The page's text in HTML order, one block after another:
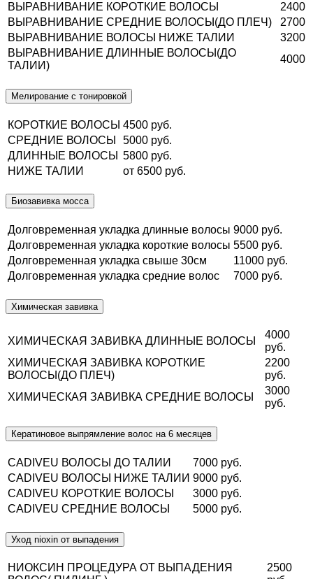
ВЫРАВНИВАНИЕ КОРОТКИЕ ВОЛОСЫ
2400
ВЫРАВНИВАНИЕ СРЕДНИЕ ВОЛОСЫ(ДО ПЛЕЧ)
2700
ВЫРАВНИВАНИЕ ВОЛОСЫ НИЖЕ ТАЛИИ
3200
ВЫРАВНИВАНИЕ ДЛИННЫЕ ВОЛОСЫ(ДО
ТАЛИИ)
4000
Мелирование с тонировкой
КОРОТКИЕ ВОЛОСЫ 4500 руб.
СРЕДНИЕ ВОЛОСЫ
5000 руб.
ДЛИННЫЕ ВОЛОСЫ
5800 руб.
НИЖЕ ТАЛИИ
от 6500 руб.
Биозавивка мосса
Долговременная укладка длинные волосы 9000 руб.
Долговременная укладка короткие волосы 5500 руб.
Долговременная укладка свыше 30см
11000 руб.
Долговременная укладка средние волос
7000 руб.
Химическая завивка
ХИМИЧЕСКАЯ ЗАВИВКА ДЛИННЫЕ ВОЛОСЫ
4000
руб.
ХИМИЧЕСКАЯ ЗАВИВКА КОРОТКИЕ
ВОЛОСЫ(ДО ПЛЕЧ)
2200
руб.
ХИМИЧЕСКАЯ ЗАВИВКА СРЕДНИЕ ВОЛОСЫ
3000
руб.
Кератиновое выпрямление волос на 6 месяцев
CADIVEU ВОЛОСЫ ДО ТАЛИИ
7000 руб.
CADIVEU ВОЛОСЫ НИЖЕ ТАЛИИ 9000 руб.
CADIVEU КОРОТКИЕ ВОЛОСЫ
3000 руб.
CADIVEU СРЕДНИЕ ВОЛОСЫ
5000 руб.
Уход nioxin от выпадения
НИОКСИН ПРОЦЕДУРА ОТ ВЫПАДЕНИЯ
2500